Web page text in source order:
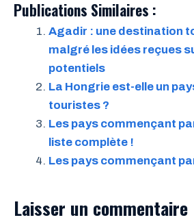
Publications Similaires :
Agadir : une destination
malgré les idées reçues
potentiels
La Hongrie est-elle un
touristes ?
Les pays commençant
liste complète !
Les pays commençant
Laisser un commentaire